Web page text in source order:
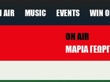
AIR MUSIC EVENTS WIN
ON AIR
ΜΑΡΙΑ